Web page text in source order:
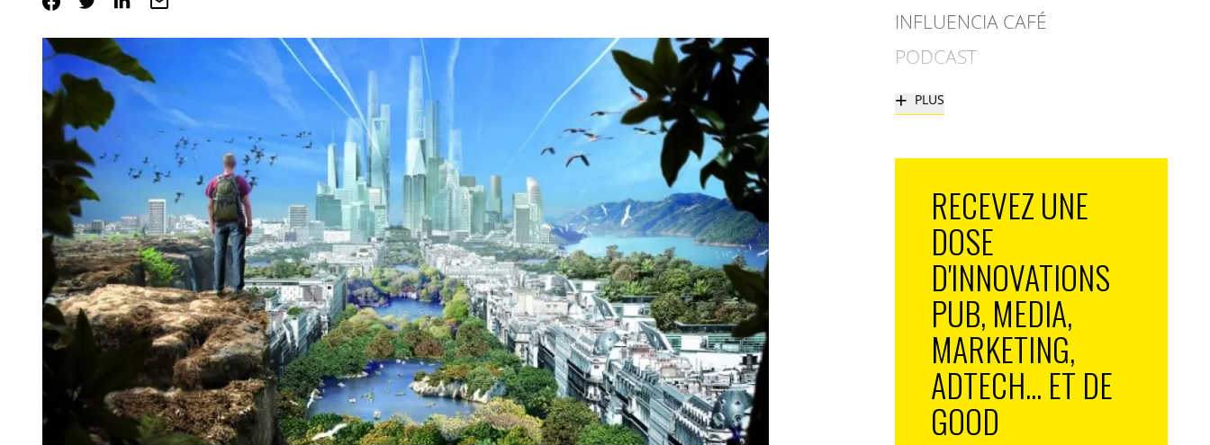
INFLUENCIA CAFÉ
PODCAST
+ PLUS
RECEVEZ UNE
DOSE
D'INNOVATIONS
PUB, MEDIA,
MARKETING,
ADTECH... ET DE
GOOD